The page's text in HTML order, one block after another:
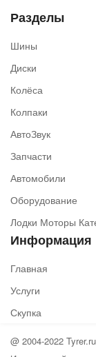
Разделы
Шины
Диски
Колёса
Колпаки
АвтоЗвук
Запчасти
Автомобили
Оборудование
Лодки Моторы
Информация
Главная
Услуги
Скупка
@ 2004-2022